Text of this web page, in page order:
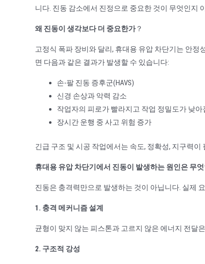
니다. 진동 감소에서 진정으로 중요한 것이 무엇인지
왜 진동이 생각보다 더 중요한가？
고정식 폭파 장비와 달리, 휴대용 유압 차단기는 안
면 다음과 같은 결과가 발생할 수 있습니다:
손-팔 진동 증후군(HAVS)
신경 손상과 악력 감소
작업자의 피로가 빨라지고 작업 정밀도가 낮아
장시간 운행 중 사고 위험 증가
긴급 구조 및 시공 작업에서는 속도, 정확성, 지구력
휴대용 유압 차단기에서 진동이 발생하는 원인은 무
진동은 충격력만으로 발생하는 것이 아닙니다. 실제
1. 충격 메커니즘 설계
균형이 맞지 않는 피스톤과 고르지 않은 에너지 전달
2. 구조적 강성